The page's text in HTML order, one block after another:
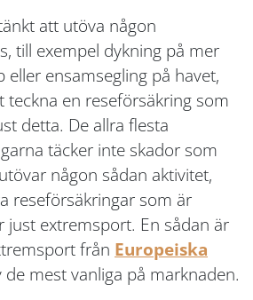
att utöva någon
till exempel dykning på mer
ensamsegling på havet,
teckna en reseförsäkring som
detta. De allra flesta
täcker inte skador som
någon sådan aktivitet,
reseförsäkringar som är
just extremsport. En sådan är
från Europeiska
mest vanliga på marknaden.